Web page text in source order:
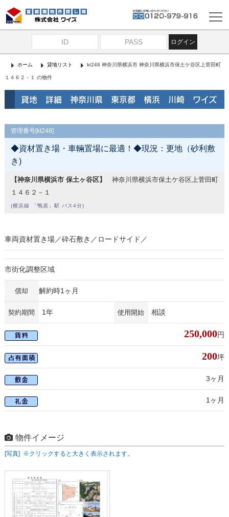
ログイン
ホーム 貸地リスト kt248 神奈川県横浜市 神奈川県横浜市保土ケ谷区上菅田町
１４６２－１ の物件
貸地 詳細 神奈川県 東京都 横浜 川崎 ワイズ
管理番号[kt248]
◆資材置き場・車輛置場に最適！◆現況：更地（砂利敷
き)
【神奈川県横浜市 保土ヶ谷区】
神奈川県横浜市保土ケ谷区上菅田町
１４６２－１
(横浜線 「鴨居」駅 バス4分)
車両資材置き場／砕石敷き／ロードサイド／
市街化調整区域
償却 解約時1ヶ月
契約期間 1年 使用開始 相談
250,000円
200坪
3ヶ月
1ヶ月
物件イメージ
[写真] ※クリックすると大きく表示されます。